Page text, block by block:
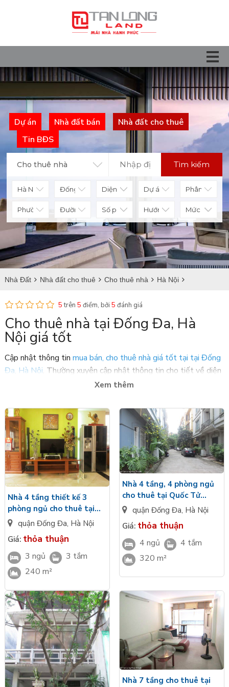
Dự án Nhà đất bán
Nhà đất cho thuê
Tin BĐS
Cho thuê nhà Tìm kiếm
Diện tích
Số phòng Hướng nhà Mức giá
Nhà Đất Nhà đất cho thuê Cho thuê nhà Hà Nội
Cho thuê nhà tại Đống Đa
5trên 5 điểm, bởi 5 đánh giá
Cho thuê nhà tại Đống Đa, Hà
Nội giá tốt
Cập nhật thông tin mua bán, cho thuê nhà giá tốt tại tại Đống
Đa, Hà Nội. Thường xuyên cập nhật thông tin cho tiết về diện
tích, vị trí và giá cho thuê nhà đất tại Đống Đa, Hà Nội với
Giá cho thuê nhà riêng tại quận Đống Đa
Xem thêm
Nhà 4 tầng thiết kế 3
phòng ngủ cho thuê tại
ngõ Thông Phong, đường
quận Đống Đa, Hà Nội
Giá: thỏa thuận
3 ngủ
3 tắm
240 m²
Nhà 4 tầng, 4 phòng ngủ
cho thuê tại Quốc Tử
Giám, quận Đống Đa, Hà
quận Đống Đa, Hà Nội
Giá: thỏa thuận
4 ngủ
4 tắm
320 m²
Nhà 7 tầng cho thuê tại